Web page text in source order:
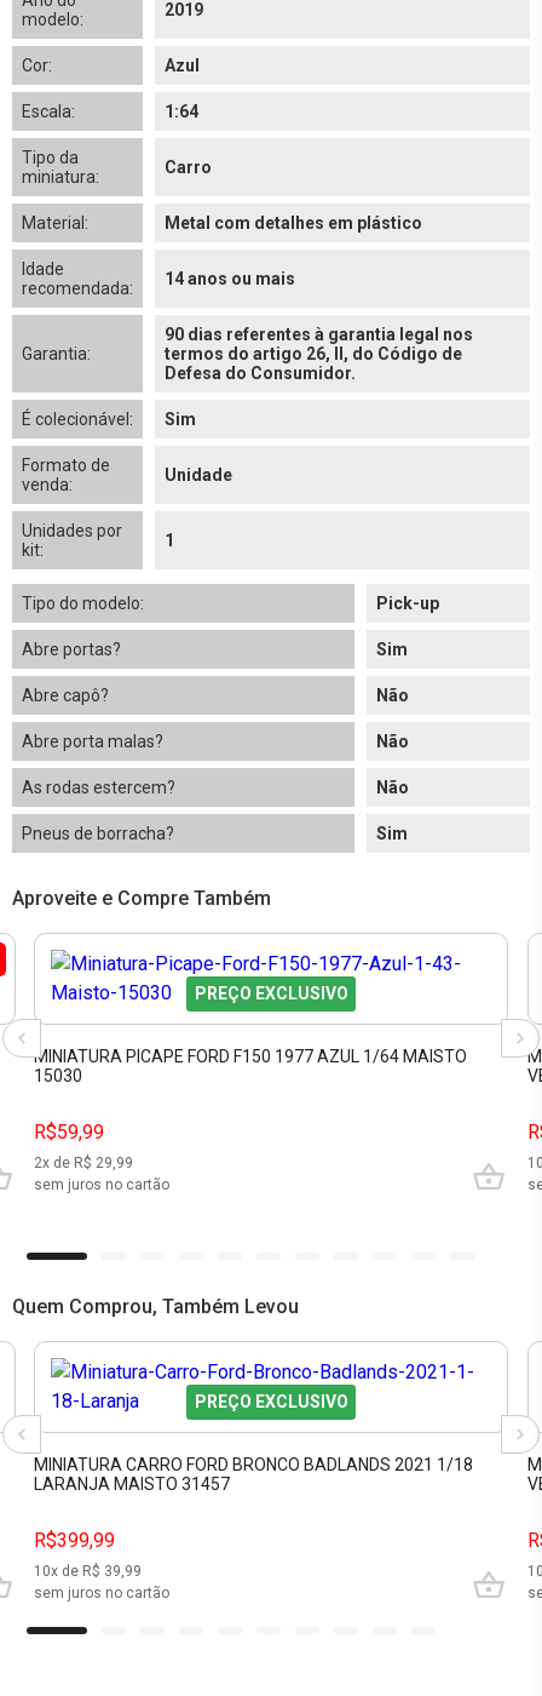
modelo:
2019
Cor: Azul
Escala: 1:64
Tipo da
miniatura:
Carro
Material: Metal com detalhes em plástico
Idade
recomendada:
14 anos ou mais
Garantia:
90 dias referentes à garantia legal nos
termos do artigo 26, II, do Código de
Defesa do Consumidor.
É colecionável: Sim
Formato de
venda:
Unidade
Unidades por
kit:
1
Tipo do modelo: Pick-up
Abre portas? Sim
Abre capô? Não
Abre porta malas? Não
As rodas estercem? Não
Pneus de borracha? Sim
Aproveite e Compre Também
PREÇO EXCLUSIVO
MINIATURA PICAPE FORD F150 1977 AZUL 1/64 MAISTO
15030
R$59,99
2x de R$ 29,99
sem juros no cartão
Quem Comprou, Também Levou
PREÇO EXCLUSIVO
MINIATURA CARRO FORD BRONCO BADLANDS 2021 1/18
LARANJA MAISTO 31457
R$399,99
10x de R$ 39,99
sem juros no cartão